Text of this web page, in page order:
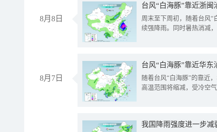
8月8日
台风“白海豚”靠近浙
周末至下周初，随着台风“
续强降雨。同时暑热消减
8月7日
台风“白海豚”靠近华
随着台风“白海豚”的靠近
高温范围将缩减，受冷空